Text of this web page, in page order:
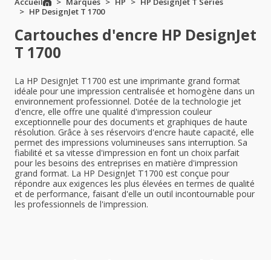
HP DesignJet T 1700
Cartouches d'encre HP DesignJet
T 1700
La HP DesignJet T1700 est une imprimante grand format
idéale pour une impression centralisée et homogène dans un
environnement professionnel. Dotée de la technologie jet
d'encre, elle offre une qualité d'impression couleur
exceptionnelle pour des documents et graphiques de haute
résolution. Grâce à ses réservoirs d'encre haute capacité, elle
permet des impressions volumineuses sans interruption. Sa
fiabilité et sa vitesse d'impression en font un choix parfait
pour les besoins des entreprises en matière d'impression
grand format. La HP DesignJet T1700 est conçue pour
répondre aux exigences les plus élevées en termes de qualité
et de performance, faisant d'elle un outil incontournable pour
les professionnels de l'impression.